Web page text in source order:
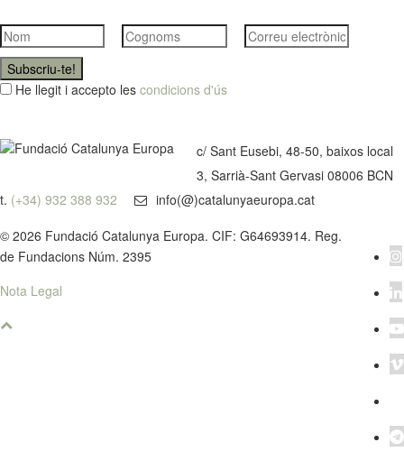
Subscriu-te!
He llegit i accepto les condicions d'ús
c/ Sant Eusebi, 48-50, baixos local
3, Sarrià-Sant Gervasi 08006 BCN
t. (+34) 932 388 932
info(@)catalunyaeuropa.cat
© 2026 Fundació Catalunya Europa. CIF: G64693914. Reg.
de Fundacions Núm. 2395
Nota Legal